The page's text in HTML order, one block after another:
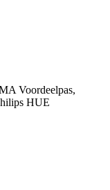
Voordeelpas,
HUE